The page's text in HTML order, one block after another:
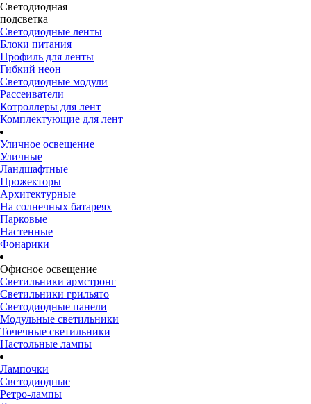
Светодиодная
подсветка
Светодиодные ленты
Блоки питания
Профиль для ленты
Гибкий неон
Светодиодные модули
Рассеиватели
Котроллеры для лент
Комплектующие для лент
Уличное освещение
Уличные
Ландшафтные
Прожекторы
Архитектурные
На солнечных батареях
Парковые
Настенные
Фонарики
Офисное освещение
Светильники армстронг
Светильники грильято
Светодиодные панели
Модульные светильники
Точечные светильники
Настольные лампы
Лампочки
Светодиодные
Ретро-лампы